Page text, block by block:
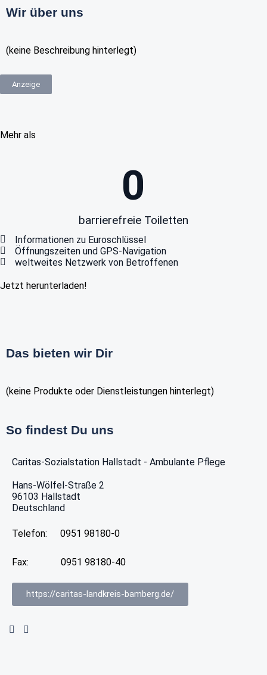
Wir über uns
(keine Beschreibung hinterlegt)
Anzeige
Mehr als
barrierefreie Toiletten
0
Informationen zu Euroschlüssel
Öffnungszeiten und GPS-Navigation
weltweites Netzwerk von Betroffenen
Jetzt herunterladen!
Das bieten wir Dir
(keine Produkte oder Dienstleistungen hinterlegt)
So findest Du uns
Caritas-Sozialstation Hallstadt - Ambulante Pflege
Hans-Wölfel-Straße 2
96103 Hallstadt
Deutschland
Telefon: 0951 98180-0
Fax: 0951 98180-40
https://caritas-landkreis-bamberg.de/